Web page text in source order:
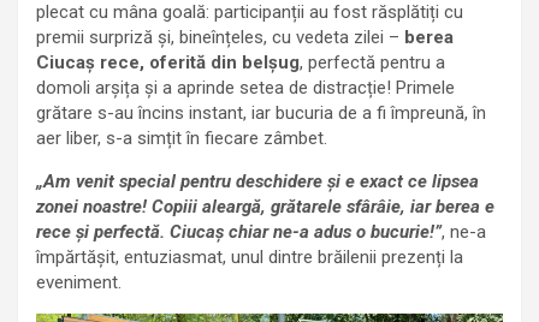
plecat cu mâna goală: participanții au fost răsplătiți cu
premii surpriză și, bineînțeles, cu vedeta zilei – berea
Ciucaș rece, oferită din belșug, perfectă pentru a
domoli arșița și a aprinde setea de distracție! Primele
grătare s-au încins instant, iar bucuria de a fi împreună, în
aer liber, s-a simțit în fiecare zâmbet.
„Am venit special pentru deschidere și e exact ce lipsea
zonei noastre! Copiii aleargă, grătarele sfârâie, iar berea e
rece și perfectă. Ciucaș chiar ne-a adus o bucurie!”, ne-a
împărtășit, entuziasmat, unul dintre brăilenii prezenți la
eveniment.